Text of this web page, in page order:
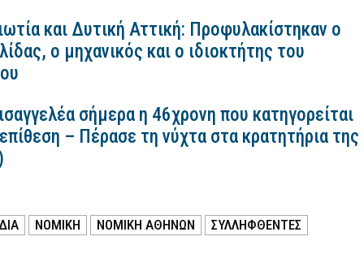
και Δυτική Αττική: Προφυλακίστηκαν ο
ο μηχανικός και ο ιδιοκτήτης του
σήμερα η 46χρονη που κατηγορείται
– Πέρασε τη νύχτα στα κρατητήρια της
ΝΟΜΙΚΉ ΝΟΜΙΚΗ ΑΘΗΝΩΝ ΣΥΛΛΗΦΘΕΝΤΕΣ